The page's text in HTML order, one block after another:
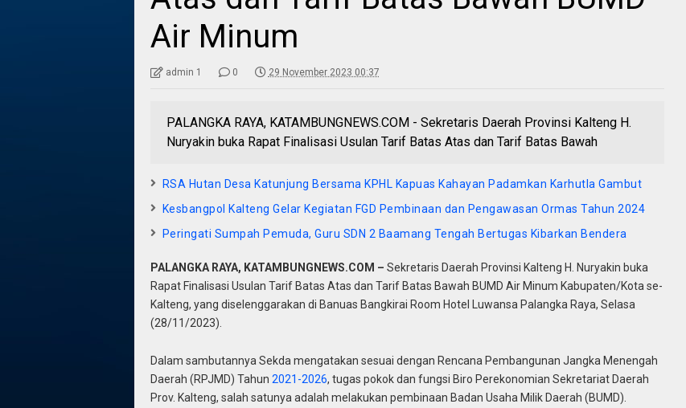
Air Minum
admin 1 0 29 November 2023 00:37
PALANGKA RAYA, KATAMBUNGNEWS.COM - Sekretaris Daerah Provinsi Kalteng H.
Nuryakin buka Rapat Finalisasi Usulan Tarif Batas Atas dan Tarif Batas Bawah
RSA Hutan Desa Katunjung Bersama KPHL Kapuas Kahayan Padamkan Karhutla Gambut
Kesbangpol Kalteng Gelar Kegiatan FGD Pembinaan dan Pengawasan Ormas Tahun 2024
Peringati Sumpah Pemuda, Guru SDN 2 Baamang Tengah Bertugas Kibarkan Bendera
PALANGKA RAYA, KATAMBUNGNEWS.COM – Sekretaris Daerah Provinsi Kalteng H. Nuryakin buka
Rapat Finalisasi Usulan Tarif Batas Atas dan Tarif Batas Bawah BUMD Air Minum Kabupaten/Kota se-
Kalteng, yang diselenggarakan di Banuas Bangkirai Room Hotel Luwansa Palangka Raya, Selasa
(28/11/2023).
Dalam sambutannya Sekda mengatakan sesuai dengan Rencana Pembangunan Jangka Menengah
Daerah (RPJMD) Tahun 2021-2026, tugas pokok dan fungsi Biro Perekonomian Sekretariat Daerah
Prov. Kalteng, salah satunya adalah melakukan pembinaan Badan Usaha Milik Daerah (BUMD).